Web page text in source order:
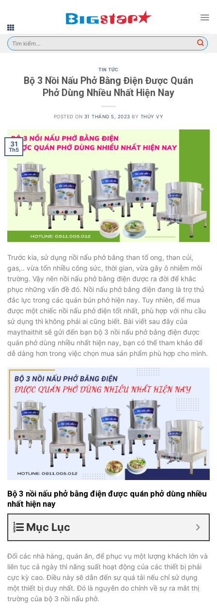
content
Tìm
kiếm:
TIN TỨC
Bộ 3 Nồi Nấu Phở Bằng Điện Được Quán
Phở Dùng Nhiều Nhất Hiện Nay
POSTED ON 31 THÁNG 5, 2023 BY THÚY VY
31
Th5
Trước kia, sử dụng nồi nấu phở bằng than tổ ong, than củi,
gas,.. vừa tốn nhiều công sức, thời gian, vừa gây ô nhiễm môi
trường. Vậy nên nồi nấu phở bằng điện được ra đời để khắc
phục những vấn đề đó. Nồi nấu phở bằng điện đang là trợ thủ
đắc lực trong các quán bún phở hiện nay. Tuy nhiên, để mua
được một chiếc nồi nấu phở điện tốt nhất, phù hợp với nhu cầu
sử dụng thì không phải ai cũng biết. Bài viết sau đây của
maythaithit sẽ gửi đến bạn bộ 3 nồi nấu phở bằng điện được
quán phở dùng nhiều nhất hiện nay, bạn có thể tham khảo để
dễ dàng hơn trong việc chọn mua sản phẩm phù hợp cho mình.
Bộ 3 nồi nấu phở bằng điện được quán phở dùng nhiều
nhất hiện nay
Mục Lục
Đối các nhà hàng, quán ăn, để phục vụ một lượng khách lớn và
liên tục cả ngày thì năng suất hoạt động của các thiết bị phải
cực kỳ cao. Điều này sẽ dẫn đến sự quá tải nếu chỉ sử dụng
một thiết bị duy nhất. Đó là nguyên do chính về sự ra mắt thị
trường của bộ 3 nồi nấu phở.